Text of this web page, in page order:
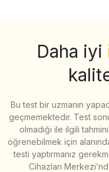
Daha iyi
Bu test bir uzmanın
geçmemektedir. Test
olmadığı ile ilgili
öğrenebilmek için
testi yaptırmanız
Cihazları